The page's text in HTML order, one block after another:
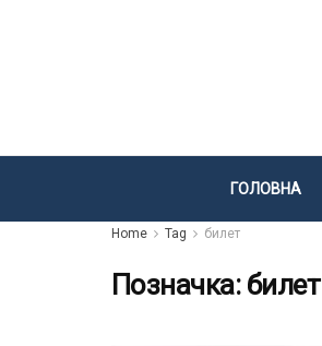
ГОЛОВНА
Home Tag билет
Позначка: билет